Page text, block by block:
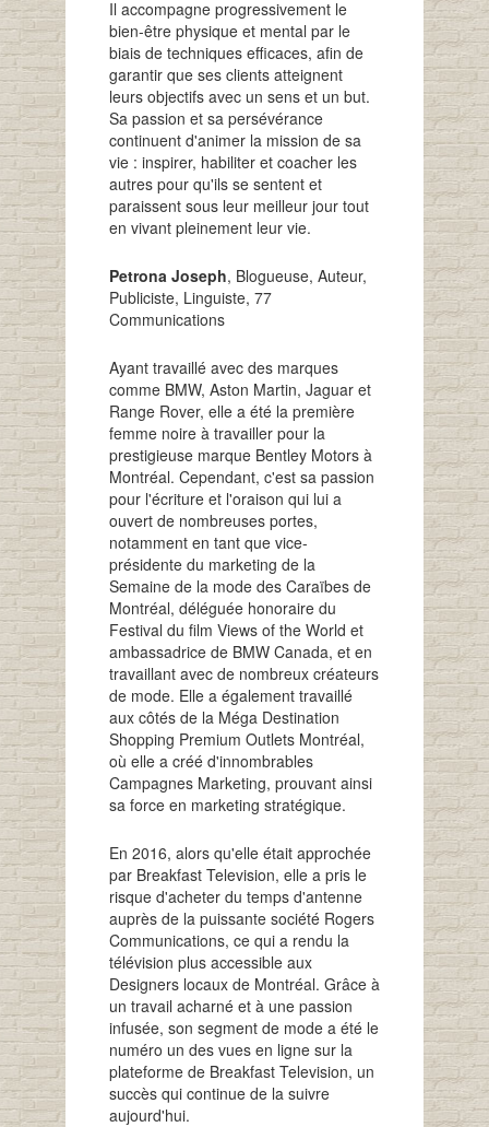
Il accompagne progressivement le
bien-être physique et mental par le
biais de techniques efficaces, afin de
garantir que ses clients atteignent
leurs objectifs avec un sens et un but.
Sa passion et sa persévérance
continuent d'animer la mission de sa
vie : inspirer, habiliter et coacher les
autres pour qu'ils se sentent et
paraissent sous leur meilleur jour tout
en vivant pleinement leur vie.
Petrona Joseph, Blogueuse, Auteur,
Publiciste, Linguiste, 77
Communications
Ayant travaillé avec des marques
comme BMW, Aston Martin, Jaguar et
Range Rover, elle a été la première
femme noire à travailler pour la
prestigieuse marque Bentley Motors à
Montréal. Cependant, c'est sa passion
pour l'écriture et l'oraison qui lui a
ouvert de nombreuses portes,
notamment en tant que vice-
présidente du marketing de la
Semaine de la mode des Caraïbes de
Montréal, déléguée honoraire du
Festival du film Views of the World et
ambassadrice de BMW Canada, et en
travaillant avec de nombreux créateurs
de mode. Elle a également travaillé
aux côtés de la Méga Destination
Shopping Premium Outlets Montréal,
où elle a créé d'innombrables
Campagnes Marketing, prouvant ainsi
sa force en marketing stratégique.
En 2016, alors qu'elle était approchée
par Breakfast Television, elle a pris le
risque d'acheter du temps d'antenne
auprès de la puissante société Rogers
Communications, ce qui a rendu la
télévision plus accessible aux
Designers locaux de Montréal. Grâce à
un travail acharné et à une passion
infusée, son segment de mode a été le
numéro un des vues en ligne sur la
plateforme de Breakfast Television, un
succès qui continue de la suivre
aujourd'hui.